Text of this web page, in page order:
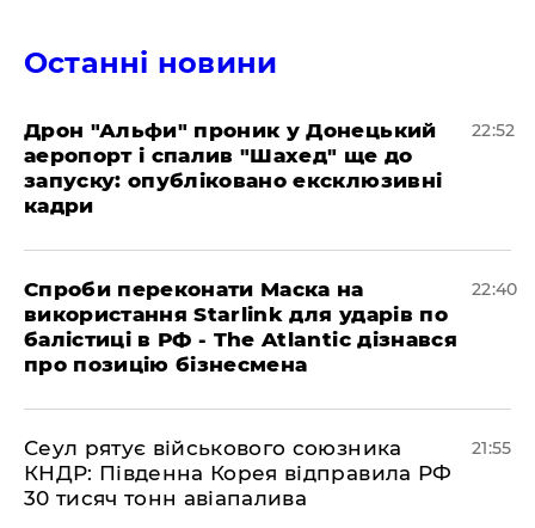
Останні новини
​Дрон "Альфи" проник у Донецький
аеропорт і спалив "Шахед" ще до
запуску: опубліковано ексклюзивні
кадри
22:52
​Спроби переконати Маска на
використання Starlink для ударів по
балістиці в РФ - The Atlantic дізнався
про позицію бізнесмена
22:40
​Сеул рятує військового союзника
КНДР: Південна Корея відправила РФ
30 тисяч тонн авіапалива
21:55